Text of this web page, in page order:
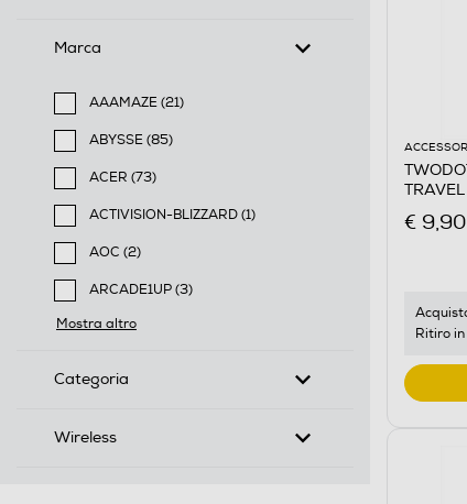
Marca
AAAMAZE (21)
Filtra per Marca: AAAMAZE
ABYSSE (85)
Filtra per Marca: ABYSSE
ACER (73)
Filtra per Marca: ACER
ACTIVISION-BLIZZARD (1)
Filtra per Marca: ACTIVISION-BLIZZARD
AOC (2)
Filtra per Marca: AOC
ARCADE1UP (3)
Filtra per Marca: ARCADE1UP
Mostra altro
Categoria
Wireless
€ 9,90
Ritiro